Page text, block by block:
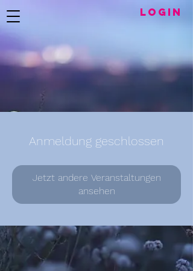
LogIN
Anmeldung geschlossen
Jetzt andere Veranstaltungen
ansehen